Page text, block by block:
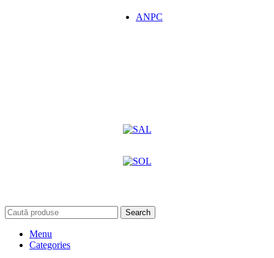
ANPC
Search
Menu
Categories